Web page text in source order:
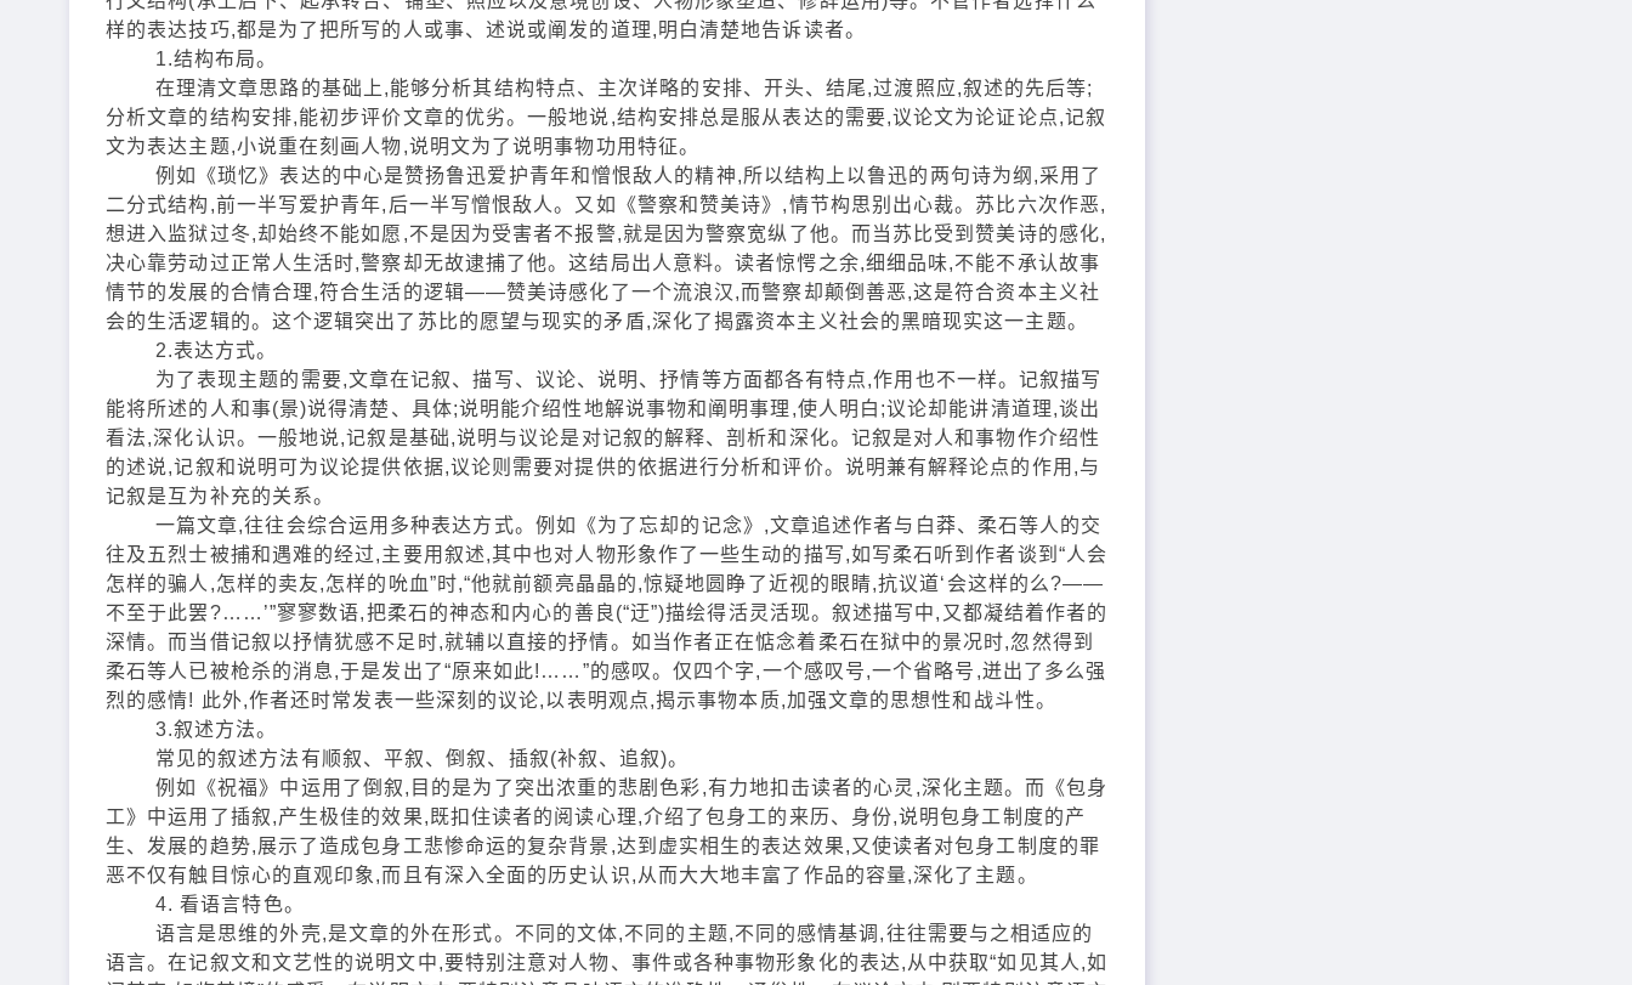
样的表达技巧,都是为了把所写的人或事、述说或阐发的道理,明白清楚地告诉读者。
1.结构布局。
在理清文章思路的基础上,能够分析其结构特点、主次详略的安排、开头、结尾,过渡照应,叙述的先后等;
分析文章的结构安排,能初步评价文章的优劣。一般地说,结构安排总是服从表达的需要,议论文为论证论点,记叙
文为表达主题,小说重在刻画人物,说明文为了说明事物功用特征。
例如《琐忆》表达的中心是赞扬鲁迅爱护青年和憎恨敌人的精神,所以结构上以鲁迅的两句诗为纲,采用了
二分式结构,前一半写爱护青年,后一半写憎恨敌人。又如《警察和赞美诗》,情节构思别出心裁。苏比六次作恶,
想进入监狱过冬,却始终不能如愿,不是因为受害者不报警,就是因为警察宽纵了他。而当苏比受到赞美诗的感化,
决心靠劳动过正常人生活时,警察却无故逮捕了他。这结局出人意料。读者惊愕之余,细细品味,不能不承认故事
情节的发展的合情合理,符合生活的逻辑——赞美诗感化了一个流浪汉,而警察却颠倒善恶,这是符合资本主义社
会的生活逻辑的。这个逻辑突出了苏比的愿望与现实的矛盾,深化了揭露资本主义社会的黑暗现实这一主题。
2.表达方式。
为了表现主题的需要,文章在记叙、描写、议论、说明、抒情等方面都各有特点,作用也不一样。记叙描写
能将所述的人和事(景)说得清楚、具体;说明能介绍性地解说事物和阐明事理,使人明白;议论却能讲清道理,谈出
看法,深化认识。一般地说,记叙是基础,说明与议论是对记叙的解释、剖析和深化。记叙是对人和事物作介绍性
的述说,记叙和说明可为议论提供依据,议论则需要对提供的依据进行分析和评价。说明兼有解释论点的作用,与
记叙是互为补充的关系。
一篇文章,往往会综合运用多种表达方式。例如《为了忘却的记念》,文章追述作者与白莽、柔石等人的交
往及五烈士被捕和遇难的经过,主要用叙述,其中也对人物形象作了一些生动的描写,如写柔石听到作者谈到“人会
怎样的骗人,怎样的卖友,怎样的吮血”时,“他就前额亮晶晶的,惊疑地圆睁了近视的眼睛,抗议道‘会这样的么?——
不至于此罢?……’”寥寥数语,把柔石的神态和内心的善良(“迂”)描绘得活灵活现。叙述描写中,又都凝结着作者的
深情。而当借记叙以抒情犹感不足时,就辅以直接的抒情。如当作者正在惦念着柔石在狱中的景况时,忽然得到
柔石等人已被枪杀的消息,于是发出了“原来如此!……”的感叹。仅四个字,一个感叹号,一个省略号,迸出了多么强
烈的感情! 此外,作者还时常发表一些深刻的议论,以表明观点,揭示事物本质,加强文章的思想性和战斗性。
3.叙述方法。
常见的叙述方法有顺叙、平叙、倒叙、插叙(补叙、追叙)。
例如《祝福》中运用了倒叙,目的是为了突出浓重的悲剧色彩,有力地扣击读者的心灵,深化主题。而《包身
工》中运用了插叙,产生极佳的效果,既扣住读者的阅读心理,介绍了包身工的来历、身份,说明包身工制度的产
生、发展的趋势,展示了造成包身工悲惨命运的复杂背景,达到虚实相生的表达效果,又使读者对包身工制度的罪
恶不仅有触目惊心的直观印象,而且有深入全面的历史认识,从而大大地丰富了作品的容量,深化了主题。
4. 看语言特色。
语言是思维的外壳,是文章的外在形式。不同的文体,不同的主题,不同的感情基调,往往需要与之相适应的
语言。在记叙文和文艺性的说明文中,要特别注意对人物、事件或各种事物形象化的表达,从中获取“如见其人,如